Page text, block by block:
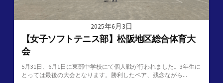
2025年6月3日
【女子ソフトテニス部】松阪地区総合体育大
会
5月31日、6月1日に東部中学校にて個人戦が行われました。3年生に
とっては最後の大会となります。勝利したペア、残念ながら...